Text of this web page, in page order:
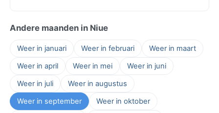
Andere maanden in Niue
Weer in januari Weer in februari
Weer in maart
Weer in april
Weer in mei
Weer in juni
Weer in juli
Weer in augustus
Weer in september
Weer in oktober